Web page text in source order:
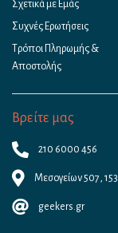
Σχετικά με Εμάς
Συχνές Ερωτήσεις
Τρόποι Πληρωμής &
Αποστολής
Βρείτε μας
210 6000 456
Μεσογείων 507,
geekers.gr